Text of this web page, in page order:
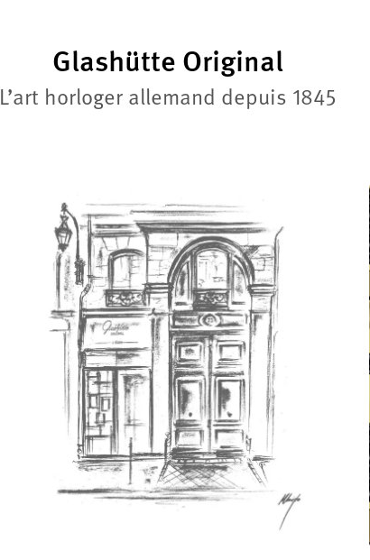
Glashütte Original
L’art horloger allemand depuis 1845